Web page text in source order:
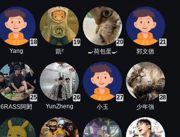
18
Yang
19
凱²
20
🍳荷包蛋🍳
21
郭文德
25
6RASS阿閎
26
YunZheng
27
小玉
28
少年強